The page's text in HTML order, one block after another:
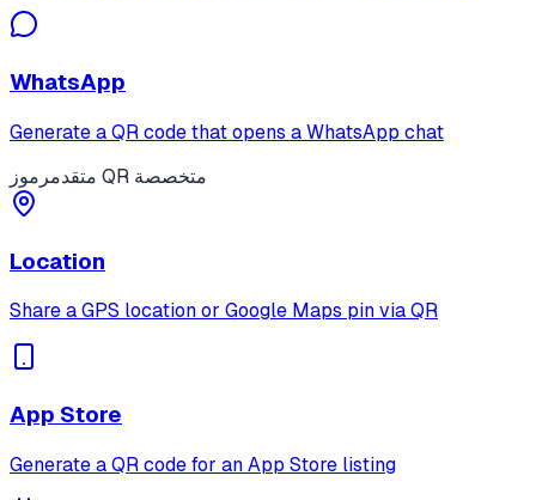
WhatsApp
Generate a QR code that opens a WhatsApp chat
متقدم
رموز QR متخصصة
Location
Share a GPS location or Google Maps pin via QR
App Store
Generate a QR code for an App Store listing